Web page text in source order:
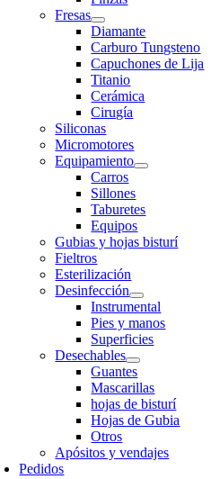
Fresas
Diamante
Carburo Tungsteno
Capuchones de Lija
Titanio
Cerámica
Cirugía
Siliconas
Micromotores
Equipamiento
Carros
Sillones
Taburetes
Equipos
Gubias y hojas bisturí
Fieltros
Esterilización
Desinfección
Instrumental
Pies y manos
Superficies
Desechables
Guantes
Mascarillas
hojas de bisturí
Hojas de Gubia
Otros
Apósitos y vendajes
Pedidos